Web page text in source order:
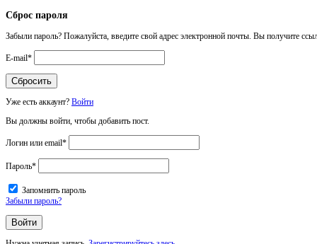
Сброс пароля
Забыли пароль? Пожалуйста, введите свой адрес электронной почты. Вы получите
E-mail*
Уже есть аккаунт? Войти
Вы должны войти, чтобы добавить пост.
Логин или email*
Пароль*
Запомнить пароль
Забыли пароль?